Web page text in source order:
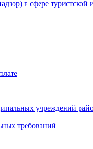
в сфере туристской
учреждений
требований